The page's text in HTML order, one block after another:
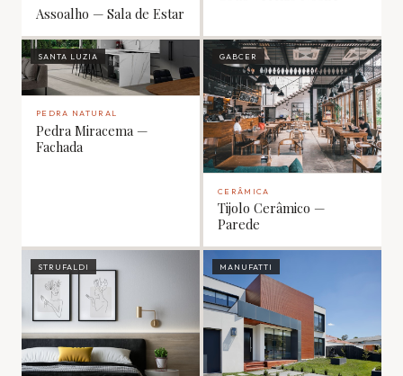
Assoalho — Sala de Estar
SANTA LUZIA
PEDRA NATURAL
Pedra Miracema —
Fachada
GABCER
CERÂMICA
Tijolo Cerâmico —
Parede
STRUFALDI MANUFATTI